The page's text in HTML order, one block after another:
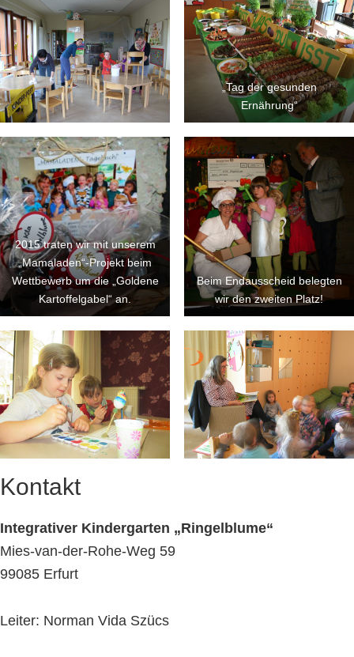
„Tag der gesunden
Ernährung“
2015 traten wir mit unserem
„Mamaladen“-Projekt beim
Wettbewerb um die „Goldene
Kartoffelgabel“ an.
Beim Endausscheid belegten
wir den zweiten Platz!
Kontakt
Integrativer Kindergarten „Ringelblume“
Mies-van-der-Rohe-Weg 59
99085 Erfurt
Leiter: Norman Vida Szücs